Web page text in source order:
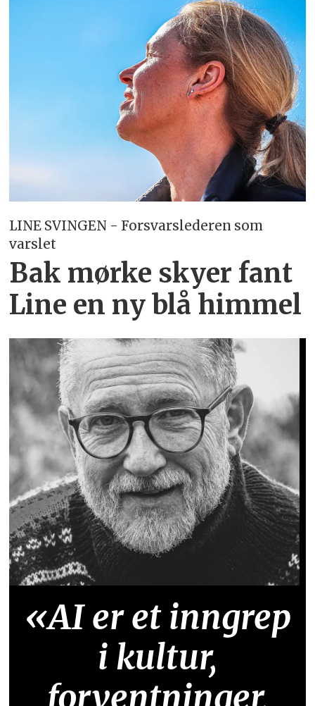
LINE SVINGEN - Forsvarslederen som
varslet
Bak mørke skyer fant
Line en ny blå himmel
«AI er et inngrep
i kultur,